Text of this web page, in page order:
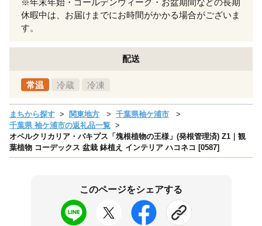
休暇中は、お届けまでにお時間がかかる場合がございま
す。
配送
常温 冷蔵 冷凍
まちから探す 関東地方
千葉県袖ケ浦市
千葉県 袖ケ浦市の返礼品一覧
オペルクリカリア・パキプス「塊根植物の王様」(発根管理済) Z1｜観
葉植物 コーデックス 盆栽 鉢植え インテリア ハコネコ [0587]
このページをシェアする